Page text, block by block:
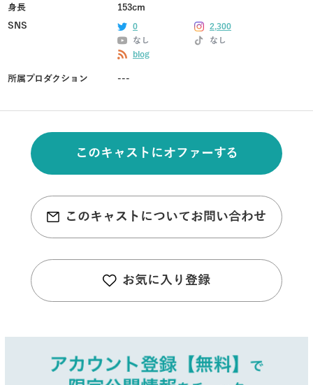
身長
153cm
SNS
0
2,300
なし
なし
blog
所属プロダクション ---
このキャストにオファーする
このキャストについてお問い合わせ
お気に入り登録